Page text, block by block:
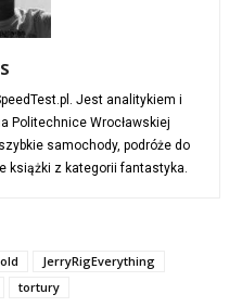
Jest analitykiem i
Politechnice Wrocławskiej
samochody, podróże do
książki z kategorii fantastyka.
JerryRigEverything
tortury